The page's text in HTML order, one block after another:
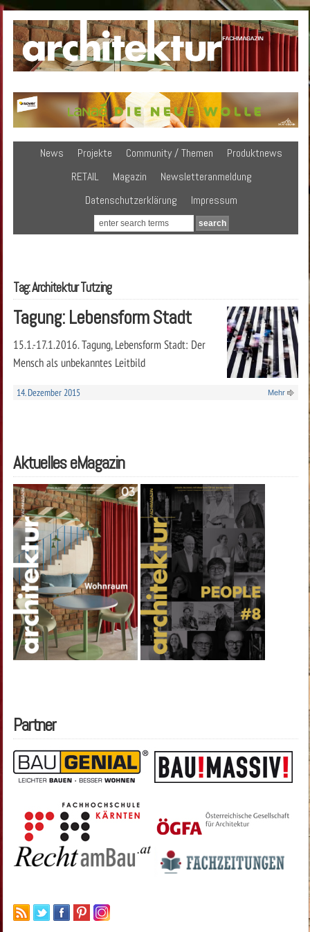
News Projekte Community / Themen
Produktnews
RETAIL
Magazin
Newsletteranmeldung
Datenschutzerklärung
Impressum
Tag: Architektur Tutzing
Tagung: Lebensform Stadt
15.1.-17.1.2016. Tagung, Lebensform Stadt: Der
Mensch als unbekanntes Leitbild
14. Dezember 2015 Mehr
Aktuelles eMagazin
Partner